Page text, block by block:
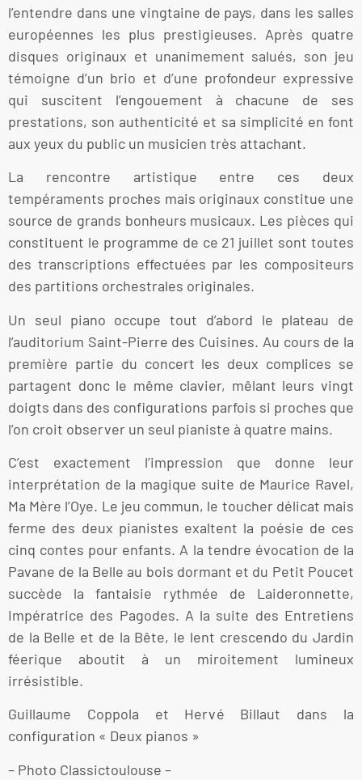
l’entendre dans une vingtaine de pays, dans les salles
européennes les plus prestigieuses. Après quatre
disques originaux et unanimement salués, son jeu
témoigne d’un brio et d’une profondeur expressive
qui suscitent l’engouement à chacune de ses
prestations, son authenticité et sa simplicité en font
aux yeux du public un musicien très attachant.
La rencontre artistique entre ces deux
tempéraments proches mais originaux constitue une
source de grands bonheurs musicaux. Les pièces qui
constituent le programme de ce 21 juillet sont toutes
des transcriptions effectuées par les compositeurs
des partitions orchestrales originales.
Un seul piano occupe tout d’abord le plateau de
l’auditorium Saint-Pierre des Cuisines. Au cours de la
première partie du concert les deux complices se
partagent donc le même clavier, mêlant leurs vingt
doigts dans des configurations parfois si proches que
l’on croit observer un seul pianiste à quatre mains.
C’est exactement l’impression que donne leur
interprétation de la magique suite de Maurice Ravel,
Ma Mère l’Oye. Le jeu commun, le toucher délicat mais
ferme des deux pianistes exaltent la poésie de ces
cinq contes pour enfants. A la tendre évocation de la
Pavane de la Belle au bois dormant et du Petit Poucet
succède la fantaisie rythmée de Laideronnette,
Impératrice des Pagodes. A la suite des Entretiens
de la Belle et de la Bête, le lent crescendo du Jardin
féerique aboutit à un miroitement lumineux
irrésistible.
Guillaume Coppola et Hervé Billaut dans la
configuration « Deux pianos »
– Photo Classictoulouse –